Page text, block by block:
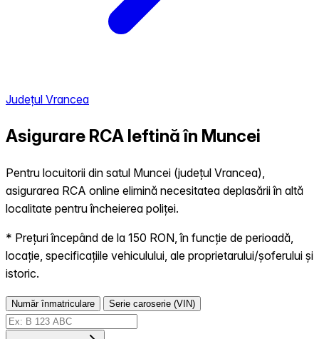
Județul Vrancea
Asigurare RCA Ieftină în Muncei
Pentru locuitorii din satul Muncei (județul Vrancea),
asigurarea RCA online elimină necesitatea deplasării în altă
localitate pentru încheierea poliței.
* Prețuri începând de la 150 RON, în funcție de perioadă,
locație, specificațiile vehiculului, ale proprietarului/șoferului și
istoric.
Număr înmatriculare Serie caroserie (VIN)